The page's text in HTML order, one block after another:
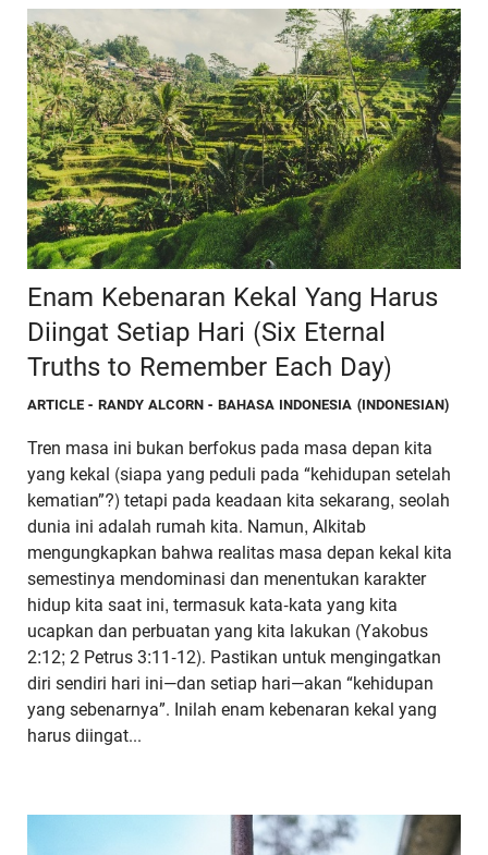
Enam Kebenaran Kekal Yang Harus
Diingat Setiap Hari (Six Eternal
Truths to Remember Each Day)
ARTICLE - RANDY ALCORN - BAHASA INDONESIA (INDONESIAN)
Tren masa ini bukan berfokus pada masa depan kita
yang kekal (siapa yang peduli pada “kehidupan setelah
kematian”?) tetapi pada keadaan kita sekarang, seolah
dunia ini adalah rumah kita. Namun, Alkitab
mengungkapkan bahwa realitas masa depan kekal kita
semestinya mendominasi dan menentukan karakter
hidup kita saat ini, termasuk kata-kata yang kita
ucapkan dan perbuatan yang kita lakukan (Yakobus
2:12; 2 Petrus 3:11-12). Pastikan untuk mengingatkan
diri sendiri hari ini—dan setiap hari—akan “kehidupan
yang sebenarnya”. Inilah enam kebenaran kekal yang
harus diingat...